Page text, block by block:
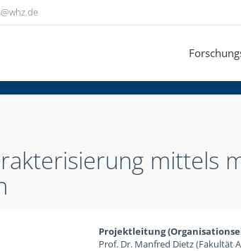
whzde
mittels
Projektleitung
Prof. Dr. Manfred Dietz (Fakultät